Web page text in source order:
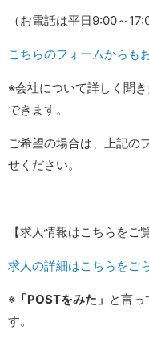
（お電話は平日9:00～
こちらのフォームからも
※会社について詳しく聞
できます。
ご希望の場合は、上記の
せください。
【求人情報はこちらをご
求人の詳細はこちらをご
※ 「POSTをみた」 と言
す。